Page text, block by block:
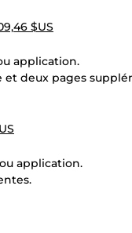
$US
application.
deux pages
application.